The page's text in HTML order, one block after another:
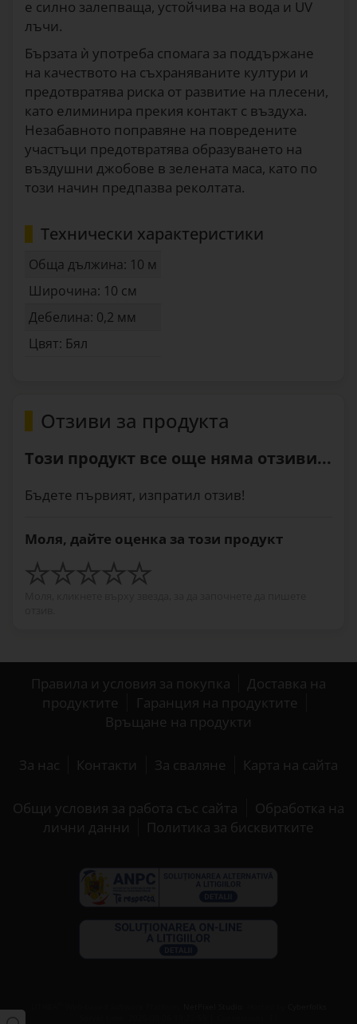
е силно залепваща, устойчива на вода и UV
лъчи.
Бързата ѝ употреба спомага за поддържане
на качеството на съхраняваните култури и
предотвратява риска от развитие на плесени,
като елиминира прекия контакт с въздуха.
Незабавното поправяне на повредените
участъци предотвратява образуването на
въздушни джобове в зелената маса, като по
този начин предпазва реколтата.
Технически характеристики
Обща дължина: 10 м
Широчина: 10 см
Дебелина: 0,2 мм
Цвят: Бял
Отзиви за продукта
Този продукт все още няма отзиви...
Бъдете първият, изпратил отзив!
Моля, дайте оценка за този продукт
Правила и условия за покупка
Доставка на
продуктите
Гаранция на продуктите
Връщане на продукти
За нас Контакти За сваляне Карта на сайта
Общи условия за работа със сайта
Обработка на
лични данни
Политика за бисквитките